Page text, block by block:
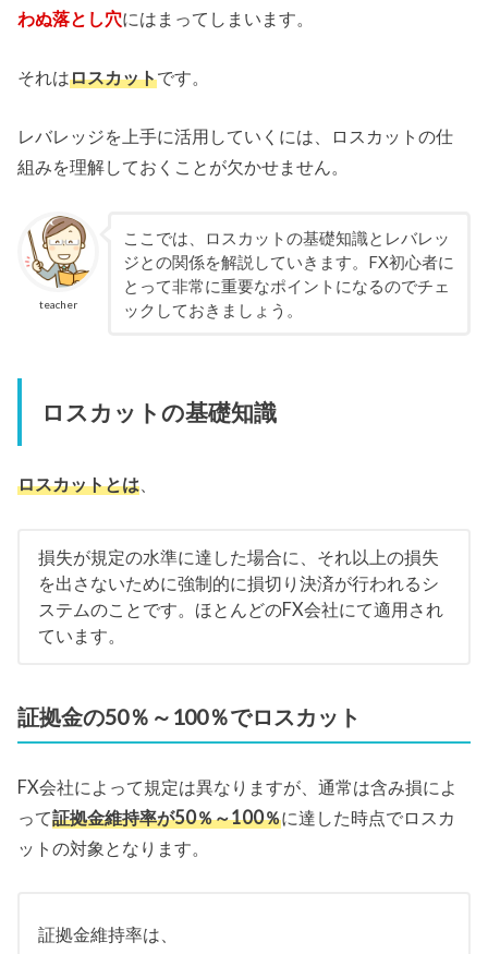
わぬ落とし穴にはまってしまいます。
それはロスカットです。
レバレッジを上手に活用していくには、ロスカットの仕
組みを理解しておくことが欠かせません。
teacher
ここでは、ロスカットの基礎知識とレバレッ
ジとの関係を解説していきます。FX初心者に
とって非常に重要なポイントになるのでチェ
ックしておきましょう。
ロスカットの基礎知識
ロスカットとは、
損失が規定の水準に達した場合に、それ以上の損失
を出さないために強制的に損切り決済が行われるシ
ステムのことです。ほとんどのFX会社にて適用され
ています。
証拠金の50％～100％でロスカット
FX会社によって規定は異なりますが、通常は含み損によ
って証拠金維持率が50％～100％に達した時点でロスカ
ットの対象となります。
証拠金維持率は、